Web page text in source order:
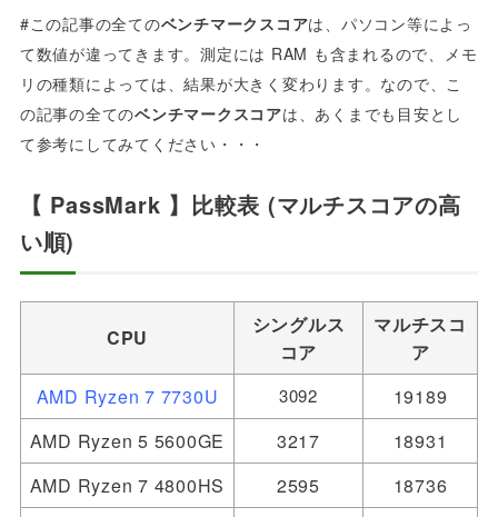
#この記事の全てのベンチマークスコアは、パソコン等によっ
て数値が違ってきます。測定には RAM も含まれるので、メモ
リの種類によっては、結果が大きく変わります。なので、こ
の記事の全てのベンチマークスコアは、あくまでも目安とし
て参考にしてみてください・・・
【 PassMark 】比較表 (マルチスコアの高
い順)
CPU
シングルス
コア
マルチスコ
ア
AMD Ryzen 7 7730U
3092
19189
AMD Ryzen 5 5600GE
3217
18931
AMD Ryzen 7 4800HS
2595 18736